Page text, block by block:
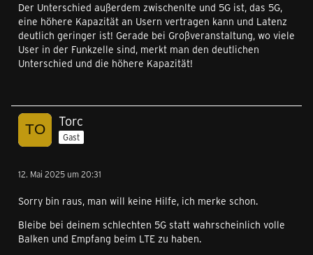
Der Unterschied außerdem zwischenlte und 5G ist, das 5G,
eine höhere Kapazität an Usern vertragen kann und Latenz
deutlich geringer ist! Gerade bei Großveranstaltung, wo viele
User in der Funkzelle sind, merkt man den deutlichen
Unterschied und die höhere Kapazität!
Torc
Gast
12. Mai 2025 um 20:31
Sorry bin raus, man will keine Hilfe, ich merke schon.
Bleibe bei deinem schlechten 5G statt wahrscheinlich volle
Balken und Empfang beim LTE zu haben.